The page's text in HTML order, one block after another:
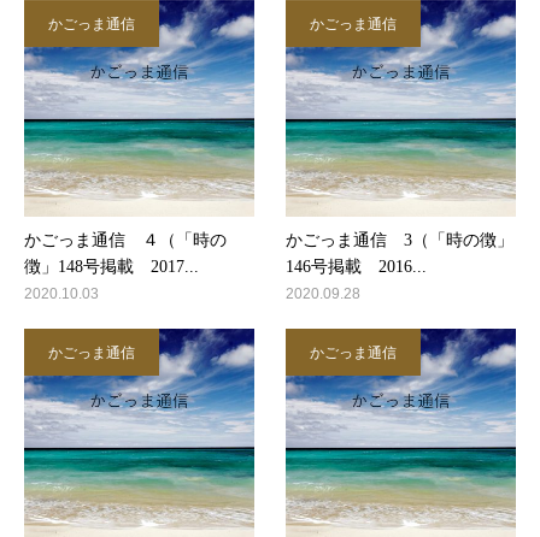
かごっま通信
かごっま通信 ４（「時の
徴」148号掲載 2017...
2020.10.03
かごっま通信
かごっま通信 3（「時の徴」
146号掲載 2016...
2020.09.28
かごっま通信 かごっま通信